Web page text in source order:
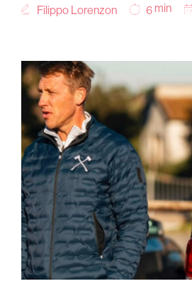
Filippo Lorenzon 6 min